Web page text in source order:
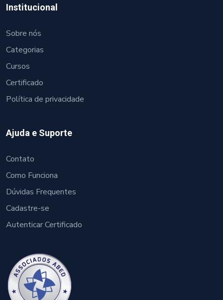
Institucional
Sobre nós
Categorias
Cursos
Certificado
Política de privacidade
Ajuda e Suporte
Contato
Como Funciona
Dúvidas Frequentes
Cadastre-se
Autenticar Certificado